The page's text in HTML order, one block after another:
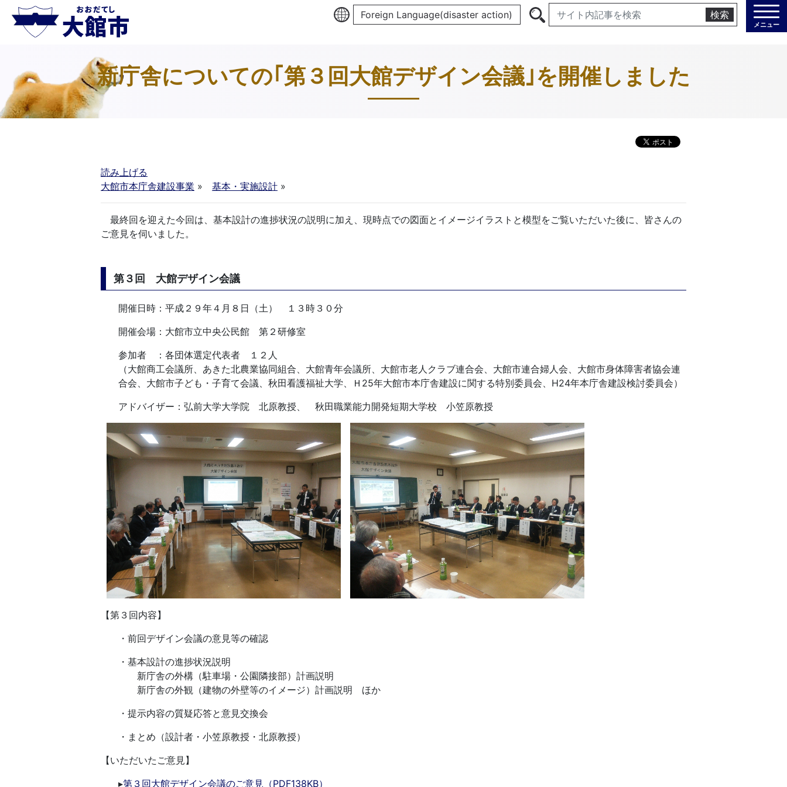
Foreign Language(disaster action) 検索
メニュー
新庁舎についての｢第３回大館デザイン会議｣を開催しました
読み上げる
大館市本庁舎建設事業 » 基本・実施設計 »
最終回を迎えた今回は、基本設計の進捗状況の説明に加え、現時点での図面とイメージイラストと模型をご覧いただいた後に、皆さんの
ご意見を伺いました。
第３回 大館デザイン会議
開催日時：平成２９年４月８日（土） １３時３０分
開催会場：大館市立中央公民館 第２研修室
参加者 ：各団体選定代表者 １２人
（大館商工会議所、あきた北農業協同組合、大館青年会議所、大館市老人クラブ連合会、大館市連合婦人会、大館市身体障害者協会連
合会、大館市子ども・子育て会議、秋田看護福祉大学、Ｈ25年大館市本庁舎建設に関する特別委員会、H24年本庁舎建設検討委員会）
アドバイザー：弘前大学大学院 北原教授、 秋田職業能力開発短期大学校 小笠原教授
【第３回内容】
・前回デザイン会議の意見等の確認
・基本設計の進捗状況説明
新庁舎の外構（駐車場・公園隣接部）計画説明
新庁舎の外観（建物の外壁等のイメージ）計画説明 ほか
・提示内容の質疑応答と意見交換会
・まとめ（設計者・小笠原教授・北原教授）
【いただいたご意見】
▸第３回大館デザイン会議のご意見（PDF138KB）